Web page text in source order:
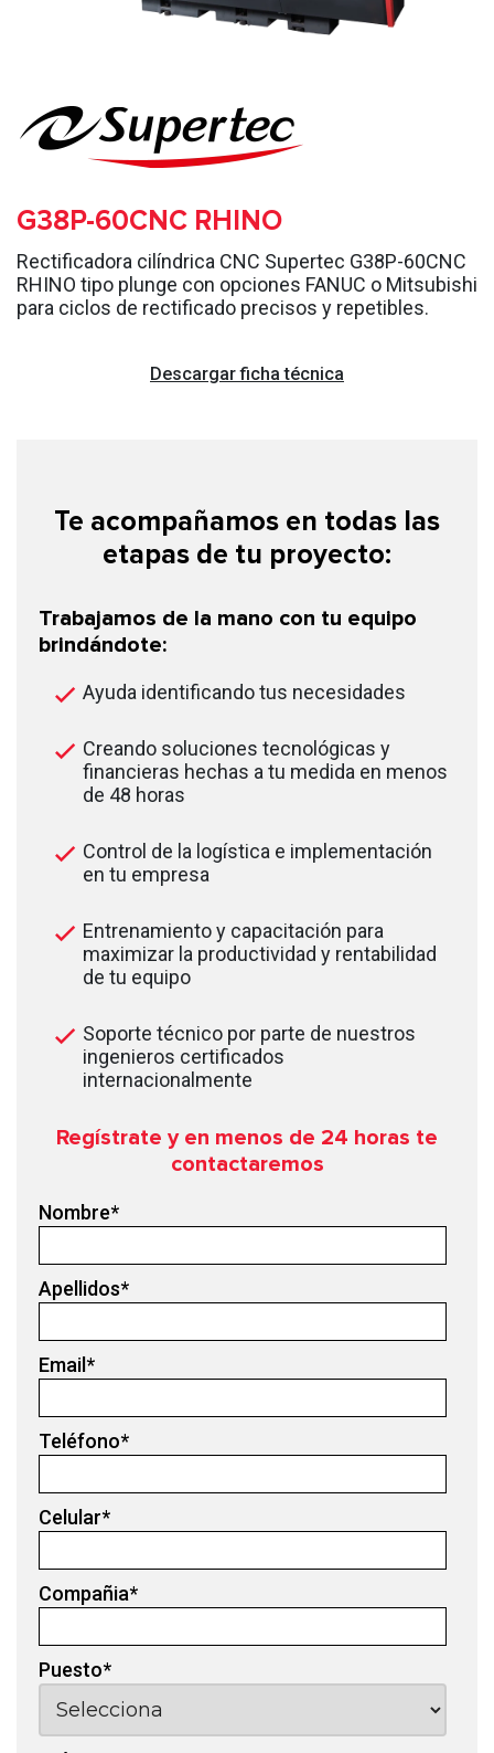
G38P-60CNC RHINO
Rectificadora cilíndrica CNC Supertec G38P-60CNC
RHINO tipo plunge con opciones FANUC o Mitsubishi
para ciclos de rectificado precisos y repetibles.
Descargar ficha técnica
Te acompañamos en todas las
etapas de tu proyecto:
Trabajamos de la mano con tu equipo
brindándote:
Ayuda identificando tus necesidades
Creando soluciones tecnológicas y
financieras hechas a tu medida en menos
de 48 horas
Control de la logística e implementación
en tu empresa
Entrenamiento y capacitación para
maximizar la productividad y rentabilidad
de tu equipo
Soporte técnico por parte de nuestros
ingenieros certificados
internacionalmente
Regístrate y en menos de 24 horas te
contactaremos
Nombre*
Apellidos*
Email*
Teléfono*
Celular*
Compañia*
Puesto*